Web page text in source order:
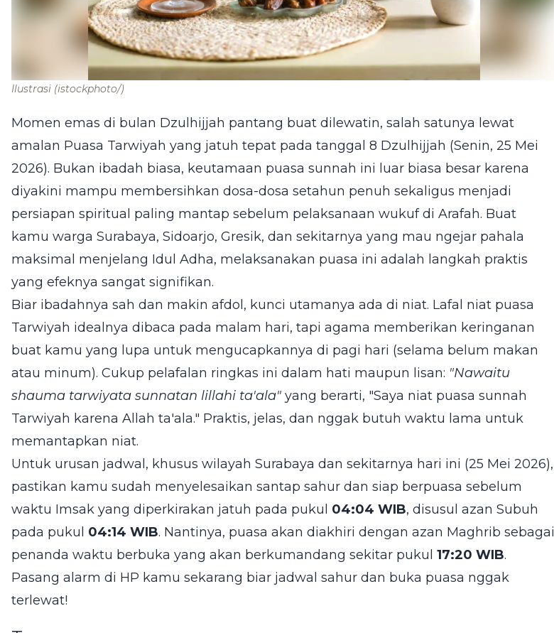
Ilustrasi (istockphoto/)
Momen emas di bulan Dzulhijjah pantang buat dilewatin, salah satunya lewat
amalan Puasa Tarwiyah yang jatuh tepat pada tanggal 8 Dzulhijjah (Senin, 25 Mei
2026). Bukan ibadah biasa, keutamaan puasa sunnah ini luar biasa besar karena
diyakini mampu membersihkan dosa-dosa setahun penuh sekaligus menjadi
persiapan spiritual paling mantap sebelum pelaksanaan wukuf di Arafah. Buat
kamu warga Surabaya, Sidoarjo, Gresik, dan sekitarnya yang mau ngejar pahala
maksimal menjelang Idul Adha, melaksanakan puasa ini adalah langkah praktis
yang efeknya sangat signifikan.
Biar ibadahnya sah dan makin afdol, kunci utamanya ada di niat. Lafal niat puasa
Tarwiyah idealnya dibaca pada malam hari, tapi agama memberikan keringanan
buat kamu yang lupa untuk mengucapkannya di pagi hari (selama belum makan
atau minum). Cukup pelafalan ringkas ini dalam hati maupun lisan: "Nawaitu
shauma tarwiyata sunnatan lillahi ta'ala" yang berarti, "Saya niat puasa sunnah
Tarwiyah karena Allah ta'ala." Praktis, jelas, dan nggak butuh waktu lama untuk
memantapkan niat.
Untuk urusan jadwal, khusus wilayah Surabaya dan sekitarnya hari ini (25 Mei 2026),
pastikan kamu sudah menyelesaikan santap sahur dan siap berpuasa sebelum
waktu Imsak yang diperkirakan jatuh pada pukul 04:04 WIB, disusul azan Subuh
pada pukul 04:14 WIB. Nantinya, puasa akan diakhiri dengan azan Maghrib sebagai
penanda waktu berbuka yang akan berkumandang sekitar pukul 17:20 WIB.
Pasang alarm di HP kamu sekarang biar jadwal sahur dan buka puasa nggak
terlewat!